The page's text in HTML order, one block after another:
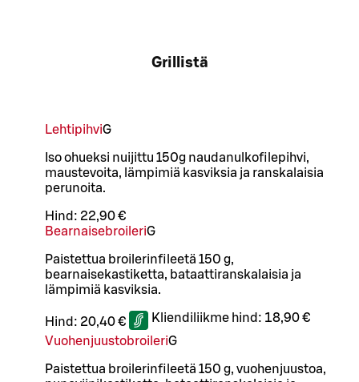
Grillistä
LehtipihviG
Iso ohueksi nuijittu 150g naudanulkofilepihvi,
maustevoita, lämpimiä kasviksia ja ranskalaisia
perunoita.
Hind: 22,90 €
BearnaisebroileriG
Paistettua broilerinfileetä 150 g,
bearnaisekastiketta, bataattiranskalaisia ja
lämpimiä kasviksia.
Hind: 20,40 € Kliendiliikme hind: 18,90 €
VuohenjuustobroileriG
Paistettua broilerinfileetä 150 g, vuohenjuustoa,